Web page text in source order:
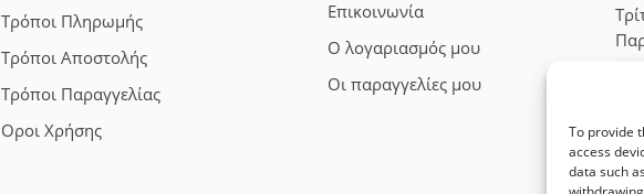
To provide
access
data such
Τρόποι Πληρωμής
Τρόποι Αποστολής
Τρόποι Παραγγελίας
Οροι Χρήσης
Επικοινωνία
Ο λογαριασμός μου
Οι παραγγελίες μου